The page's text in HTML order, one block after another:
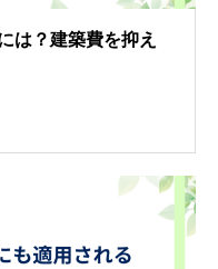
は？建築費を抑え